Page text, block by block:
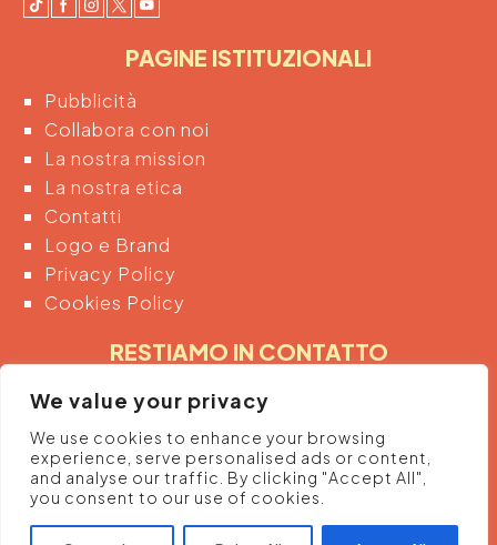
We value your privacy
We use cookies to enhance your browsing
experience, serve personalised ads or content,
and analyse our traffic. By clicking "Accept All",
you consent to our use of cookies.
PAGINE ISTITUZIONALI
Pubblicità
Collabora con noi
La nostra mission
La nostra etica
Contatti
Logo e Brand
Privacy Policy
Cookies Policy
RESTIAMO IN CONTATTO
Inserendo di seguito la tua email acconsenti
automaticamente al trattamento dei tuoi dati
personali per ricevere informazioni e promozioni
dalla piattaforma.